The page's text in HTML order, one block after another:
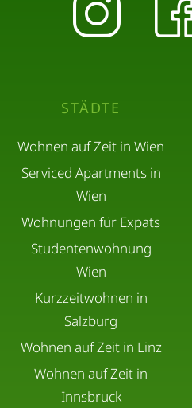
STÄDTE
Wohnen auf Zeit in Wien
Serviced Apartments in
Wien
Wohnungen für Expats
Studentenwohnung
Wien
Kurzzeitwohnen in
Salzburg
Wohnen auf Zeit in Linz
Wohnen auf Zeit in
Innsbruck